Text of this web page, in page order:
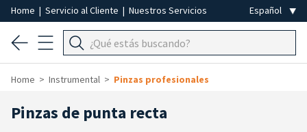
Home | Servicio al Cliente | Nuestros Servicios
Home Instrumental Pinzas profesionales
Pinzas de punta recta